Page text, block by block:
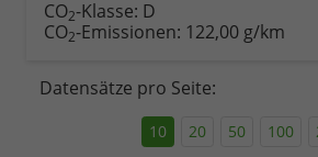
CO2-Klasse: D
CO2-Emissionen: 122,00 g/km
Datensätze pro Seite:
10 20 50 100